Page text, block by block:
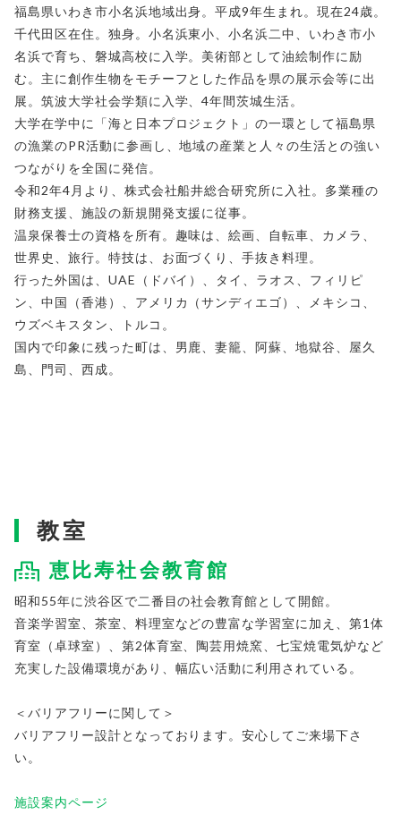
福島県いわき市小名浜地域出身。平成9年生まれ。現在24歳。
千代田区在住。独身。小名浜東小、小名浜二中、いわき市小
名浜で育ち、磐城高校に入学。美術部として油絵制作に励
む。主に創作生物をモチーフとした作品を県の展示会等に出
展。筑波大学社会学類に入学、4年間茨城生活。
大学在学中に「海と日本プロジェクト」の一環として福島県
の漁業のPR活動に参画し、地域の産業と人々の生活との強い
つながりを全国に発信。
令和2年4月より、株式会社船井総合研究所に入社。多業種の
財務支援、施設の新規開発支援に従事。
温泉保養士の資格を所有。趣味は、絵画、自転車、カメラ、
世界史、旅行。特技は、お面づくり、手抜き料理。
行った外国は、UAE（ドバイ）、タイ、ラオス、フィリピ
ン、中国（香港）、アメリカ（サンディエゴ）、メキシコ、
ウズベキスタン、トルコ。
国内で印象に残った町は、男鹿、妻籠、阿蘇、地獄谷、屋久
島、門司、西成。
教室
恵比寿社会教育館
昭和55年に渋谷区で二番目の社会教育館として開館。
音楽学習室、茶室、料理室などの豊富な学習室に加え、第1体
育室（卓球室）、第2体育室、陶芸用焼窯、七宝焼電気炉など
充実した設備環境があり、幅広い活動に利用されている。
＜バリアフリーに関して＞
バリアフリー設計となっております。安心してご来場下さ
い。
施設案内ページ